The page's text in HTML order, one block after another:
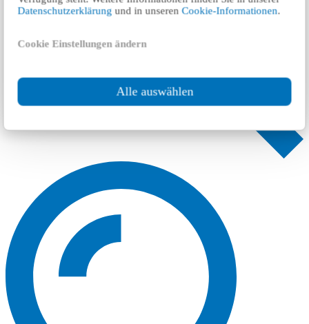
Datenschutzerklärung und in unserenCookie-Informationen.
Cookie Einstellungen ändern
Alle auswählen